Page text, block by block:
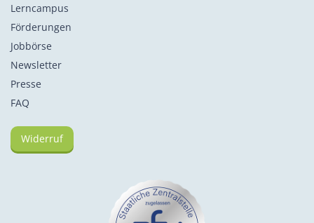
Lerncampus
Förderungen
Jobbörse
Newsletter
Presse
FAQ
Widerruf